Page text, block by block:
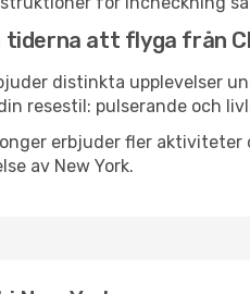
tiderna att flyga från
distinkta upplevelser
resestil: pulserande och
erbjuder fler
av New York.